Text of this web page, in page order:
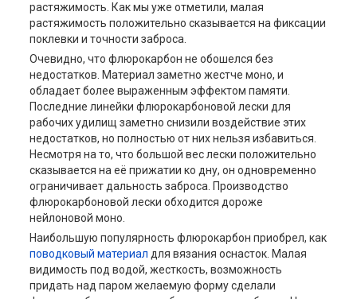
растяжимость. Как мы уже отметили, малая
растяжимость положительно сказывается на фиксации
поклевки и точности заброса.
Очевидно, что флюрокарбон не обошелся без
недостатков. Материал заметно жестче моно, и
обладает более выраженным эффектом памяти.
Последние линейки флюрокарбоновой лески для
рабочих удилищ заметно снизили воздействие этих
недостатков, но полностью от них нельзя избавиться.
Несмотря на то, что большой вес лески положительно
сказывается на её прижатии ко дну, он одновременно
ограничивает дальность заброса. Производство
флюрокарбоновой лески обходится дороже
нейлоновой моно.
Наибольшую популярность флюрокарбон приобрел, как
поводковый материал для вязания оснасток. Малая
видимость под водой, жесткость, возможность
придать над паром желаемую форму сделали